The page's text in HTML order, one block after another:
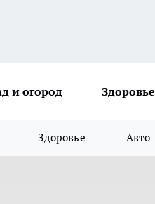
и огород Здоровье
Здоровье Авто